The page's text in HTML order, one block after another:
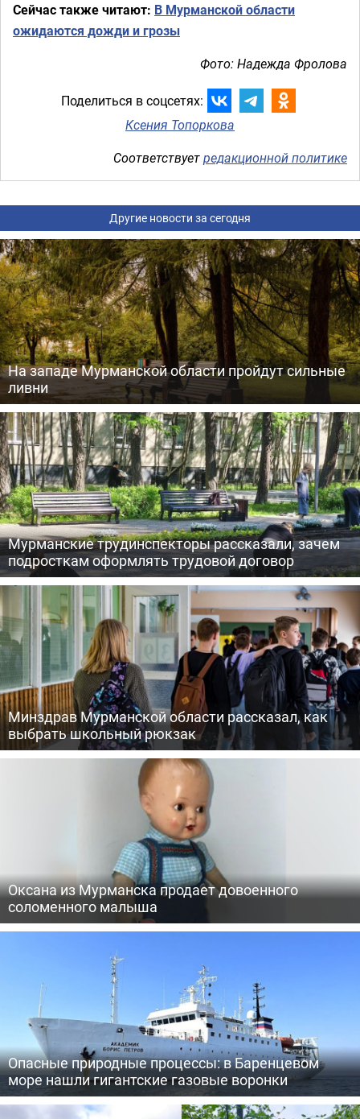
Сейчас также читают: В Мурманской области
ожидаются дожди и грозы
Фото: Надежда Фролова
Поделиться в соцсетях:
Ксения Топоркова
Соответствуетредакционной политике
Другие новости за сегодня
На западе Мурманской области пройдут сильные
ливни
Мурманские трудинспекторы рассказали, зачем
подросткам оформлять трудовой договор
Минздрав Мурманской области рассказал, как
выбрать школьный рюкзак
Оксана из Мурманска продает довоенного
соломенного малыша
Опасные природные процессы: в Баренцевом
море нашли гигантские газовые воронки